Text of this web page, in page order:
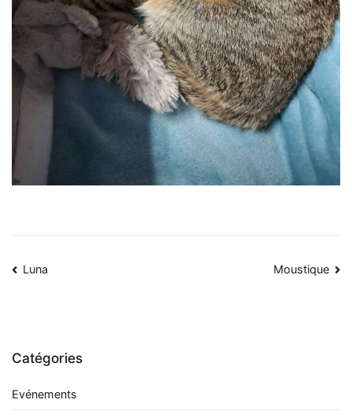
Navigation
Luna Moustique
Catégories
Evénements